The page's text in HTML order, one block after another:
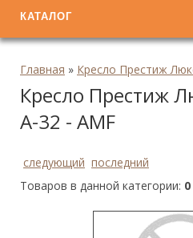
КАТАЛОГ
Главная » Кресло Престиж
Кресло Престиж
А-32 - AMF
следующий последний
Товаров в данной категории: 0